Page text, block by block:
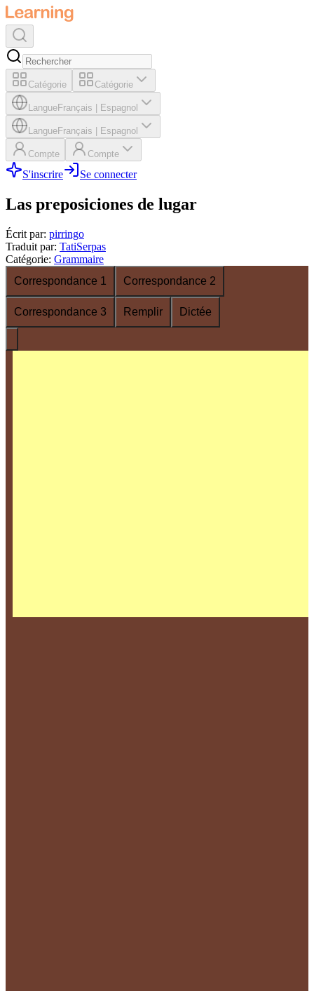
Catégorie Catégorie
LangueFrançais Espagnol
LangueFrançais Espagnol
Compte Compte
S'inscrire Se connecter
Las preposiciones de lugar
Écrit par: pirringo
Traduit par: TatiSerpas
Catégorie: Grammaire
Correspondance 1
Correspondance 2
Correspondance 3 Remplir Dictée